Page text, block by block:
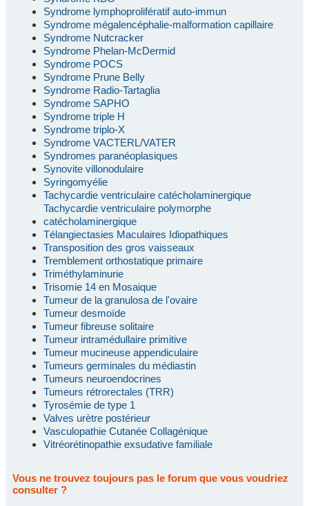
Syndrome lymphoprolifératif auto-immun
Syndrome mégalencéphalie-malformation capillaire
Syndrome Nutcracker
Syndrome Phelan-McDermid
Syndrome POCS
Syndrome Prune Belly
Syndrome Radio-Tartaglia
Syndrome SAPHO
Syndrome triple H
Syndrome triplo-X
Syndrome VACTERL/VATER
Syndromes paranéoplasiques
Synovite villonodulaire
Syringomyélie
Tachycardie ventriculaire catécholaminergique
Tachycardie ventriculaire polymorphe
catécholaminergique
Télangiectasies Maculaires Idiopathiques
Transposition des gros vaisseaux
Tremblement orthostatique primaire
Triméthylaminurie
Trisomie 14 en Mosaique
Tumeur de la granulosa de l'ovaire
Tumeur desmoïde
Tumeur fibreuse solitaire
Tumeur intramédullaire primitive
Tumeur mucineuse appendiculaire
Tumeurs germinales du médiastin
Tumeurs neuroendocrines
Tumeurs rétrorectales (TRR)
Tyrosémie de type 1
Valves urètre postérieur
Vasculopathie Cutanée Collagénique
Vitréorétinopathie exsudative familiale
Vous ne trouvez toujours pas le forum que vous voudriez
consulter ?